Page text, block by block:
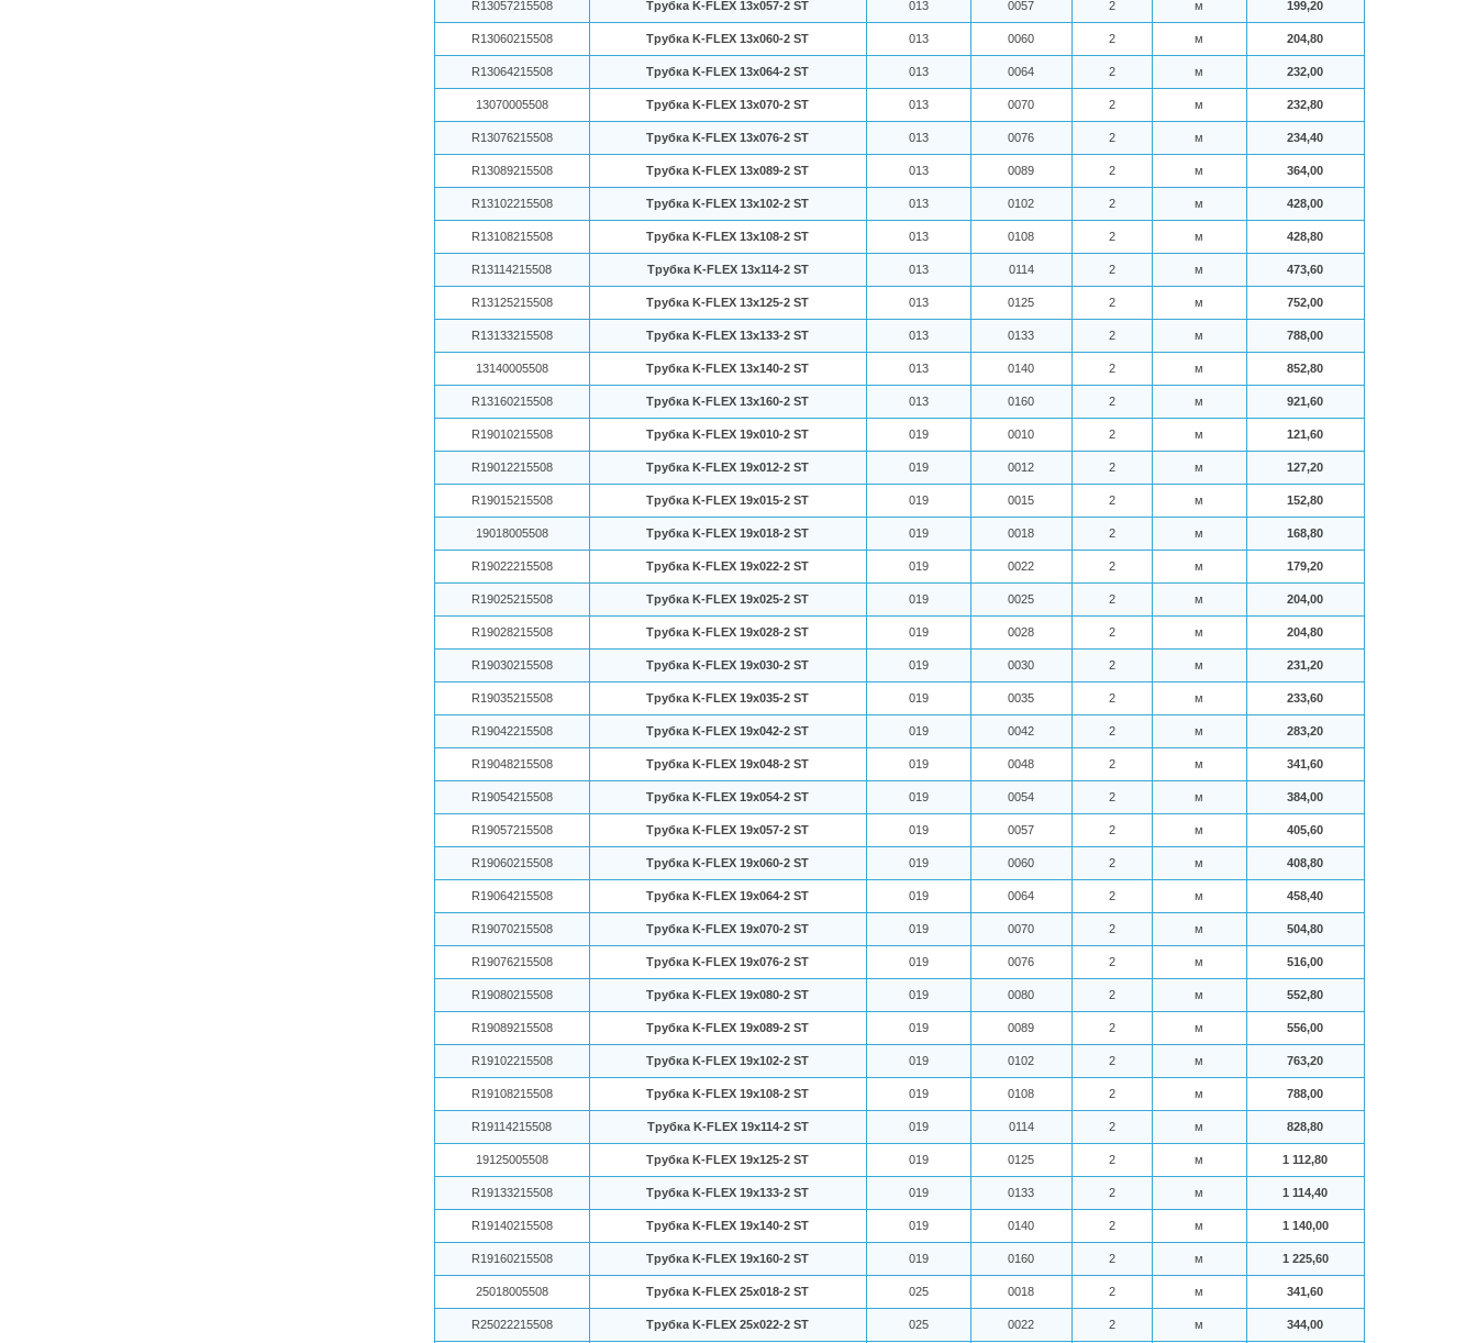
R13057215508 Трубка K-FLEX 13x057-2 ST 013 0057 2 м 199,20
R13060215508 Трубка K-FLEX 13x060-2 ST 013 0060 2 м 204,80
R13064215508 Трубка K-FLEX 13x064-2 ST 013 0064 2 м 232,00
13070005508 Трубка K-FLEX 13x070-2 ST 013 0070 2 м 232,80
R13076215508 Трубка K-FLEX 13x076-2 ST 013 0076 2 м 234,40
R13089215508 Трубка K-FLEX 13x089-2 ST 013 0089 2 м 364,00
R13102215508 Трубка K-FLEX 13x102-2 ST 013 0102 2 м 428,00
R13108215508 Трубка K-FLEX 13x108-2 ST 013 0108 2 м 428,80
R13114215508 Трубка K-FLEX 13x114-2 ST 013 0114 2 м 473,60
R13125215508 Трубка K-FLEX 13x125-2 ST 013 0125 2 м 752,00
R13133215508 Трубка K-FLEX 13x133-2 ST 013 0133 2 м 788,00
13140005508 Трубка K-FLEX 13x140-2 ST 013 0140 2 м 852,80
R13160215508 Трубка K-FLEX 13x160-2 ST 013 0160 2 м 921,60
R19010215508 Трубка K-FLEX 19x010-2 ST 019 0010 2 м 121,60
R19012215508 Трубка K-FLEX 19x012-2 ST 019 0012 2 м 127,20
R19015215508 Трубка K-FLEX 19x015-2 ST 019 0015 2 м 152,80
19018005508 Трубка K-FLEX 19x018-2 ST 019 0018 2 м 168,80
R19022215508 Трубка K-FLEX 19x022-2 ST 019 0022 2 м 179,20
R19025215508 Трубка K-FLEX 19x025-2 ST 019 0025 2 м 204,00
R19028215508 Трубка K-FLEX 19x028-2 ST 019 0028 2 м 204,80
R19030215508 Трубка K-FLEX 19x030-2 ST 019 0030 2 м 231,20
R19035215508 Трубка K-FLEX 19x035-2 ST 019 0035 2 м 233,60
R19042215508 Трубка K-FLEX 19x042-2 ST 019 0042 2 м 283,20
R19048215508 Трубка K-FLEX 19x048-2 ST 019 0048 2 м 341,60
R19054215508 Трубка K-FLEX 19x054-2 ST 019 0054 2 м 384,00
R19057215508 Трубка K-FLEX 19x057-2 ST 019 0057 2 м 405,60
R19060215508 Трубка K-FLEX 19x060-2 ST 019 0060 2 м 408,80
R19064215508 Трубка K-FLEX 19x064-2 ST 019 0064 2 м 458,40
R19070215508 Трубка K-FLEX 19x070-2 ST 019 0070 2 м 504,80
R19076215508 Трубка K-FLEX 19x076-2 ST 019 0076 2 м 516,00
R19080215508 Трубка K-FLEX 19x080-2 ST 019 0080 2 м 552,80
R19089215508 Трубка K-FLEX 19x089-2 ST 019 0089 2 м 556,00
R19102215508 Трубка K-FLEX 19x102-2 ST 019 0102 2 м 763,20
R19108215508 Трубка K-FLEX 19x108-2 ST 019 0108 2 м 788,00
R19114215508 Трубка K-FLEX 19x114-2 ST 019 0114 2 м 828,80
19125005508 Трубка K-FLEX 19x125-2 ST 019 0125 2 м 1 112,80
R19133215508 Трубка K-FLEX 19x133-2 ST 019 0133 2 м 1 114,40
R19140215508 Трубка K-FLEX 19x140-2 ST 019 0140 2 м 1 140,00
R19160215508 Трубка K-FLEX 19x160-2 ST 019 0160 2 м 1 225,60
25018005508 Трубка K-FLEX 25x018-2 ST 025 0018 2 м 341,60
R25022215508 Трубка K-FLEX 25x022-2 ST 025 0022 2 м 344,00